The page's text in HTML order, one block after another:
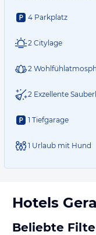
4 Parkplatz
2 Citylage
2
2 Exzellente
1 Tiefgarage
1 Urlaub mit Hund
Hotels Gera
Beliebte